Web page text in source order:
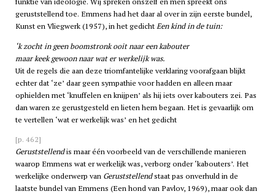
geruststellend toe. Emmens had het daar al over in zijn eerste bundel,
Kunst en Vliegwerk (1957), in het gedichtEen kind in de tuin:
‘k zocht in geen boomstronk ooit naar een kabouter
maar keek gewoon naar wat er werkelijk was.
Uit de regels die aan deze triomfantelijke verklaring voorafgaan blijkt
echter dat ‘ze’ daar geen sympathie voor hadden en alleen maar
ophielden met ‘knuffelen en knijpen’ als hij iets over kabouters zei. Pas
dan waren ze gerustgesteld en lieten hem begaan. Het is gevaarlijk om
te vertellen ‘wat er werkelijk was’ en het gedicht
[p. 462]
Geruststellendis maar één voorbeeld van de verschillende manieren
waarop Emmens wat er werkelijk was, verborg onder ‘kabouters’. Het
werkelijke onderwerp van Geruststellendstaat pas onverhuld in de
laatste bundel van Emmens (Een hond van Pavlov, 1969), maar ook dan